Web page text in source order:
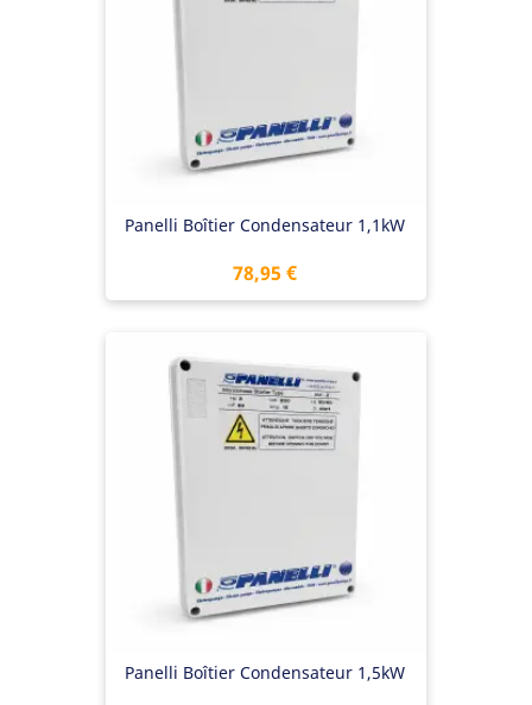
Panelli Boîtier Condensateur 1,1kW
Prix
78,95 €
Panelli Boîtier Condensateur 1,5kW